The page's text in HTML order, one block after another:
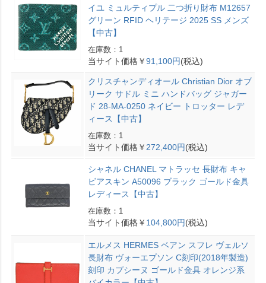
イユ ミュルティプル 二つ折り財布 M12657
グリーン RFID ヘリテージ 2025 SS メンズ
【中古】
在庫数：1
当サイト価格￥91,100円(税込)
クリスチャンディオール Christian Dior オブ
リーク サドル ミニ ハンドバッグ ジャガー
ド 28-MA-0250 ネイビー トロッター レデ
ィース【中古】
在庫数：1
当サイト価格￥ 272,400円(税込)
シャネル CHANEL マトラッセ 長財布 キャ
ビアスキン A50096 ブラック ゴールド金具
レディース【中古】
在庫数：1
当サイト価格￥ 104,800円(税込)
エルメス HERMES ベアン スフレ ヴェルソ
長財布 ヴォーエプソン C刻印(2018年製造)
刻印 カプシーヌ ゴールド金具 オレンジ系